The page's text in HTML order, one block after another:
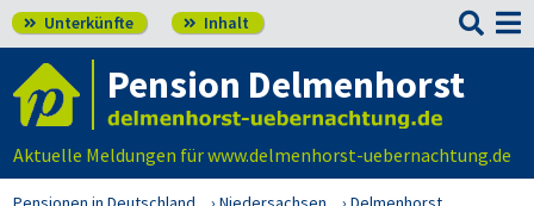
 Unterkünfte  Inhalt 
Pension Delmenhorst
Aktuelle Meldungen für www.delmenhorst-uebernachtung.de